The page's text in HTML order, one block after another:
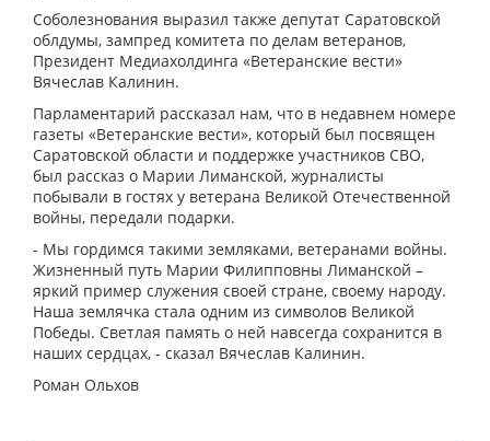
Соболезнования выразил также депутат Саратовской
облдумы, зампред комитета по делам ветеранов,
Президент Медиахолдинга «Ветеранские вести»
Вячеслав Калинин.
Парламентарий рассказал нам, что в недавнем номере
газеты «Ветеранские вести», который был посвящен
Саратовской области и поддержке участников СВО,
был рассказ о Марии Лиманской, журналисты
побывали в гостях у ветерана Великой Отечественной
войны, передали подарки.
- Мы гордимся такими земляками, ветеранами войны.
Жизненный путь Марии Филипповны Лиманской –
яркий пример служения своей стране, своему народу.
Наша землячка стала одним из символов Великой
Победы. Светлая память о ней навсегда сохранится в
наших сердцах, - сказал Вячеслав Калинин.
Роман Ольхов